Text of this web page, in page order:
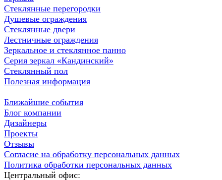
Стеклянные перегородки
Душевые ограждения
Стеклянные двери
Лестничные ограждения
Зеркальное и стеклянное панно
Серия зеркал «Кандинский»
Стеклянный пол
Полезная информация
Ближайшие события
Блог компании
Дизайнеры
Проекты
Отзывы
Согласие на обработку персональных данных
Политика обработки персональных данных
Центральный офис: